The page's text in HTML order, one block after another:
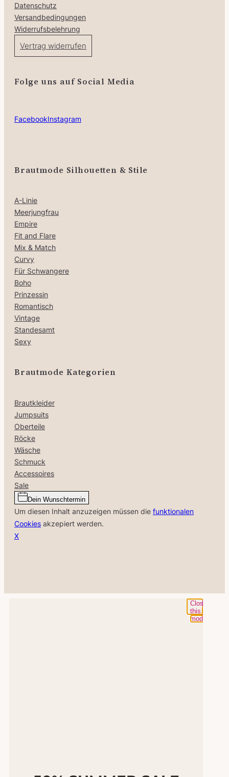
Datenschutz
Versandbedingungen
Widerrufsbelehrung
Vertrag widerrufen
Folge uns auf Social Media
FacebookInstagram
Brautmode Silhouetten & Stile
A-Linie
Meerjungfrau
Empire
Fit and Flare
Mix & Match
Curvy
Für Schwangere
Boho
Prinzessin
Romantisch
Vintage
Standesamt
Sexy
Brautmode Kategorien
Brautkleider
Jumpsuits
Oberteile
Röcke
Wäsche
Schmuck
Accessoires
Sale
Dein Wunschtermin
Um diesen Inhalt anzuzeigen müssen die funktionalen
Cookies akzepiert werden.
X
Close
this
module